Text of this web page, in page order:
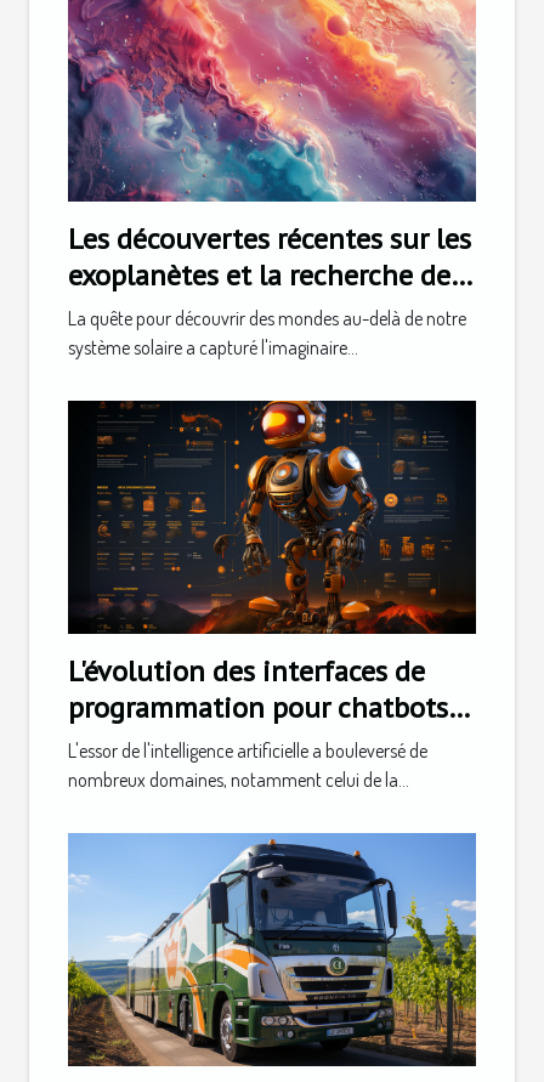
Les découvertes récentes sur les
exoplanètes et la recherche de
vie extraterrestre
La quête pour découvrir des mondes au-delà de notre
système solaire a capturé l'imaginaire...
L'évolution des interfaces de
programmation pour chatbots :
vers une démocratisation de
l'intelligence artificielle
L'essor de l'intelligence artificielle a bouleversé de
nombreux domaines, notamment celui de la...